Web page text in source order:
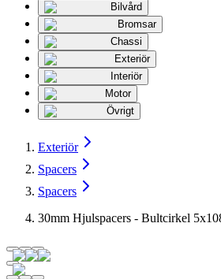
Bilvård
Bromsar
Chassi
Exteriör
Interiör
Motor
Övrigt
Exteriör
Spacers
Spacers
30mm Hjulspacers - Bultcirkel